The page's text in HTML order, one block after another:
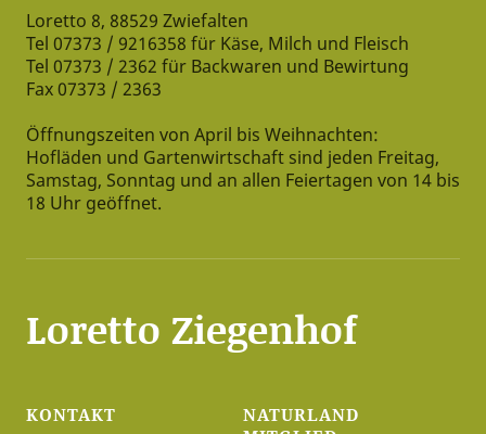
Loretto 8, 88529 Zwiefalten
Tel 07373 / 9216358 für Käse, Milch und Fleisch
Tel 07373 / 2362 für Backwaren und Bewirtung
Fax 07373 / 2363
Öffnungszeiten von April bis Weihnachten:
Hofläden und Gartenwirtschaft sind jeden Freitag,
Samstag, Sonntag und an allen Feiertagen von 14 bis
18 Uhr geöffnet.
Loretto Ziegenhof
KONTAKT
NATURLAND